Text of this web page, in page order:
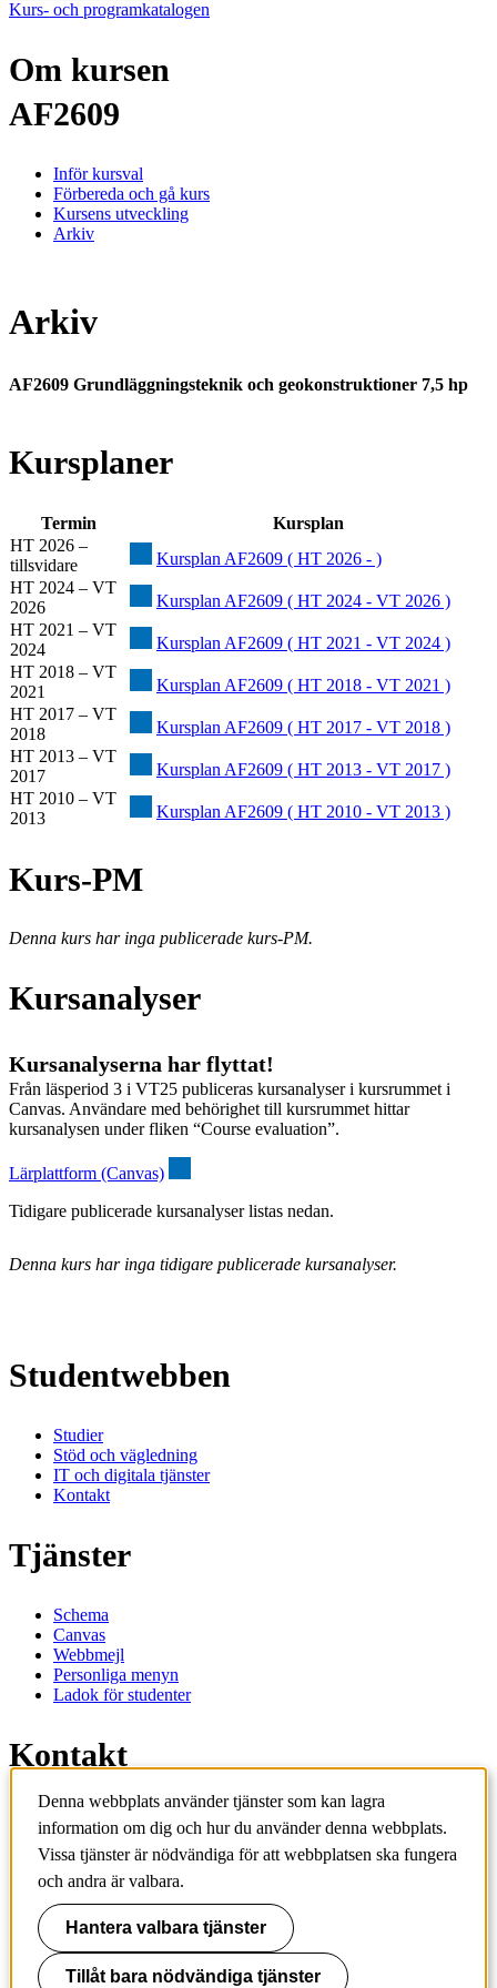
Kurs- och programkatalogen
Om kursen
AF2609
Inför kursval
Förbereda och gå kurs
Kursens utveckling
Arkiv
Arkiv
AF2609 Grundläggningsteknik och geokonstruktioner 7,5 hp
Kursplaner
Termin
Kursplan
HT 2026 –
tillsvidare
Kursplan AF2609 ( HT 2026 - )
HT 2024 – VT
2026
Kursplan AF2609 ( HT 2024 - VT 2026 )
HT 2021 – VT
2024
Kursplan AF2609 ( HT 2021 - VT 2024 )
HT 2018 – VT
2021
Kursplan AF2609 ( HT 2018 - VT 2021 )
HT 2017 – VT
2018
Kursplan AF2609 ( HT 2017 - VT 2018 )
HT 2013 – VT
2017
Kursplan AF2609 ( HT 2013 - VT 2017 )
HT 2010 – VT
2013
Kursplan AF2609 ( HT 2010 - VT 2013 )
Kurs-PM
Denna kurs har inga publicerade kurs-PM.
Kursanalyser
Kursanalyserna har flyttat!
Från läsperiod 3 i VT25 publiceras kursanalyser i kursrummet i
Canvas. Användare med behörighet till kursrummet hittar
kursanalysen under fliken “Course evaluation”.
Lärplattform (Canvas)
Tidigare publicerade kursanalyser listas nedan.
Denna kurs har inga tidigare publicerade kursanalyser.
Studentwebben
Studier
Stöd och vägledning
IT och digitala tjänster
Kontakt
Tjänster
Schema
Canvas
Webbmejl
Personliga menyn
Ladok för studenter
Kontakt
Kontakta utbildningsprogram
Kontakta kurs
IT-support
KTH Entré
KTH
100 44 Stockholm
+46 8 790 60 00
Denna webbplats använder tjänster som kan lagra
information om dig och hur du använder denna webbplats.
Vissa tjänster är nödvändiga för att webbplatsen ska fungera
och andra är valbara.
Hantera valbara tjänster
Tillåt bara nödvändiga tjänster